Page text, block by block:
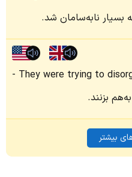
نابه‌سامان شد.
They were trying to
بزنند.
بیشتر